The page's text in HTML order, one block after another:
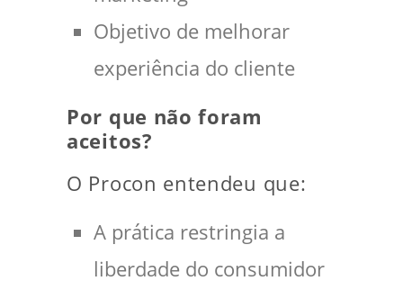
Objetivo de melhorar
experiência do cliente
Por que não foram
aceitos?
O Procon entendeu que:
A prática restringia a
liberdade do consumidor